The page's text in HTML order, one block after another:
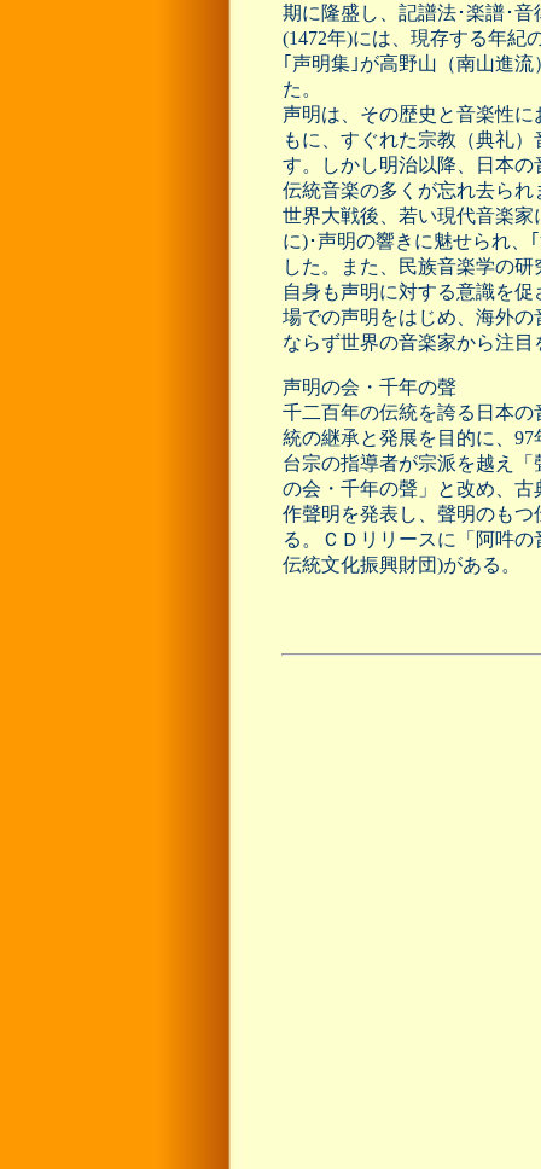
期に隆盛し、記譜法･楽譜･
(1472年)には、現存する年紀
｢声明集｣が高野山（南山進
た。
声明は、その歴史と音楽性
もに、すぐれた宗教（典礼
す。しかし明治以降、日本
伝統音楽の多くが忘れ去ら
世界大戦後、若い現代音楽
に)･声明の響きに魅せられ、
した。また、民族音楽学の
自身も声明に対する意識を
場での声明をはじめ、海外
ならず世界の音楽家から注目
声明の会・千年の聲
千二百年の伝統を誇る日本
統の継承と発展を目的に、
台宗の指導者が宗派を越え
の会・千年の聲」と改め、
作聲明を発表し、聲明のも
る。ＣＤリリースに「阿吽
伝統文化振興財団)がある。